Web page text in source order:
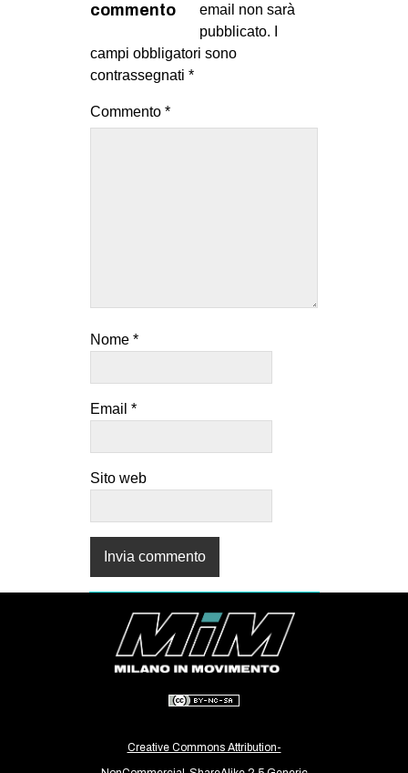
commento
email non sarà
pubblicato.
campi obbligatori sono
contrassegnati *
Commento *
Nome *
Email *
Sito web
Creative Commons Attribution-